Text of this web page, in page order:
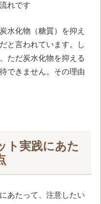
れです
水化物（糖質）を抑え
と言われています。し
ただ炭水化物を抑える
できません。その理由
ト実践にあた
あたって、注意したい